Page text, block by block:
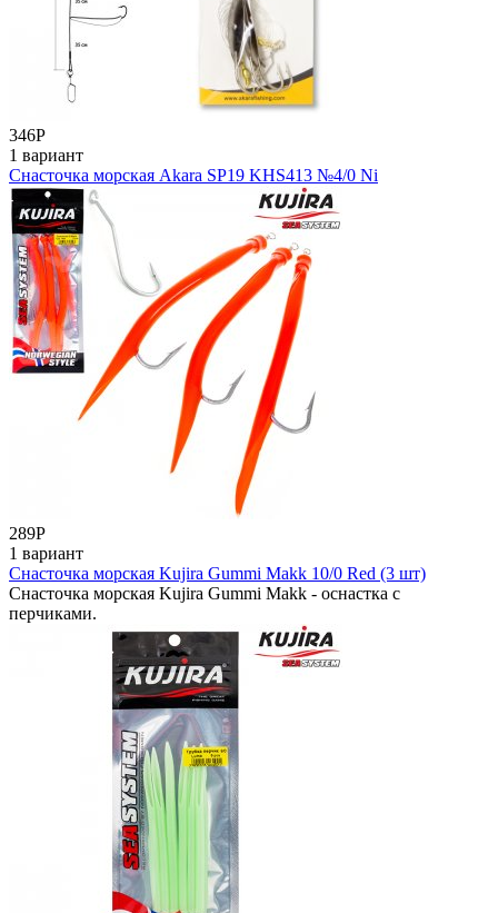
346Р
1 вариант
Снасточка морская Akara SP19 KHS413 №4/0 Ni
289Р
1 вариант
Снасточка морская Kujira Gummi Makk 10/0 Red (3 шт)
Снасточка морская Kujira Gummi Makk - оснастка с
перчиками.